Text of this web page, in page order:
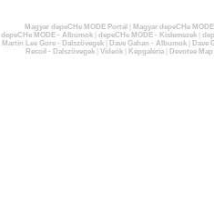
Magyar depeCHe MODE Portál
Magyar depeCHe
depeCHe MODE - Albumok| depeCHe MODE - Kislemezek|
Martin Lee Gore - Dalszövegek| Dave Gahan - Albumok|
Dave
Recoil - Dalszövegek| Videók| Képgaléria| Devotee Map